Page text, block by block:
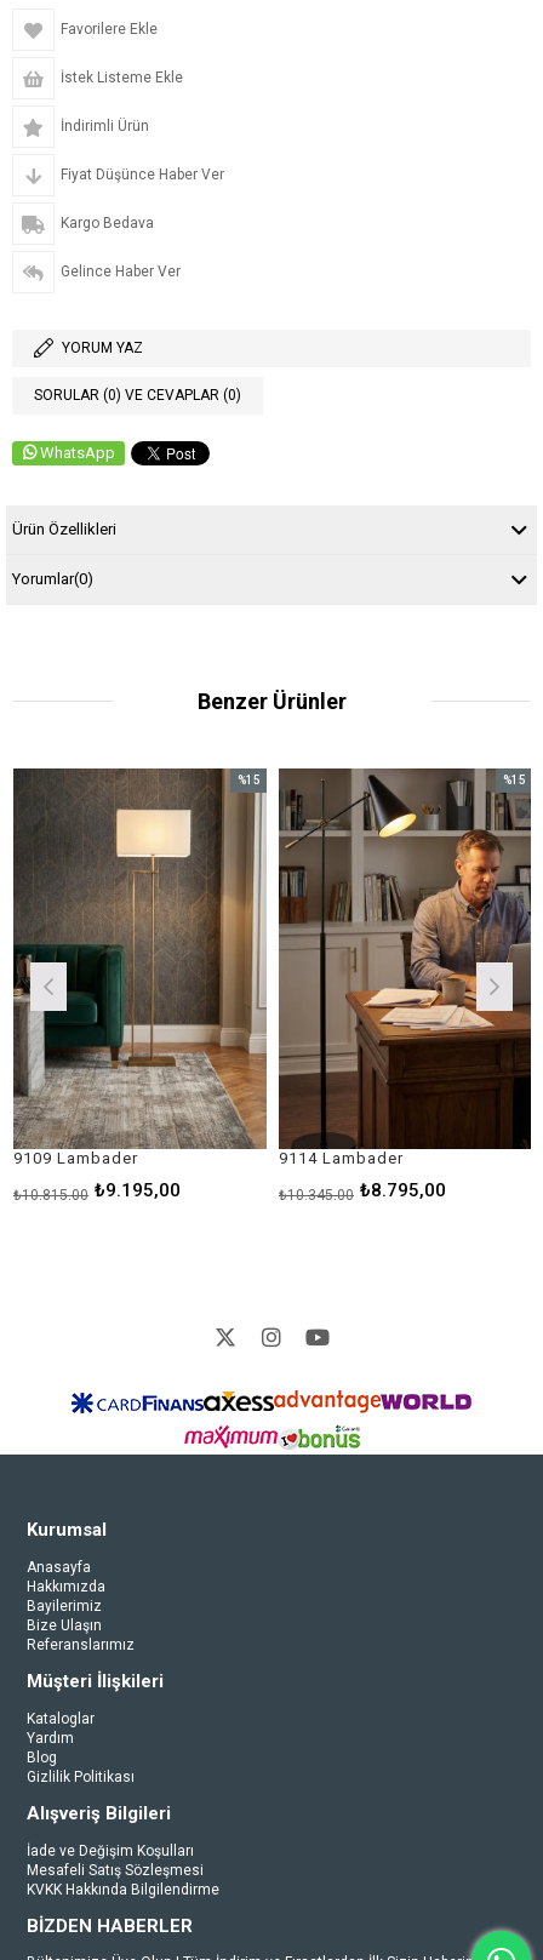
Favorilere Ekle
İstek Listeme Ekle
İndirimli Ürün
Fiyat Düşünce Haber Ver
Kargo Bedava
Gelince Haber Ver
YORUM YAZ
SORULAR (0) VE CEVAPLAR (0)
WhatsApp
Ürün Özellikleri
Yorumlar(0)
Benzer Ürünler
Lambader
₺9.195,00
İndirim
9114 Lambader
₺8.795,00
₺10.345,00
%15
İndirim
%15İndirim
Kurumsal
Anasayfa
Hakkımızda
Bayilerimiz
Bize Ulaşın
Referanslarımız
Müşteri İlişkileri
Kataloglar
Yardım
Blog
Gizlilik Politikası
Alışveriş Bilgileri
İade ve Değişim Koşulları
Mesafeli Satış Sözleşmesi
KVKK Hakkında Bilgilendirme
BİZDEN HABERLER